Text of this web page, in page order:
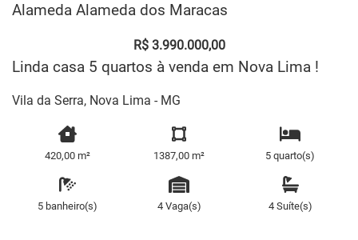
Alameda Alameda dos Maracas
R$ 3.990.000,00
Linda casa 5 quartos à venda em Nova Lima !
Vila da Serra, Nova Lima - MG
420,00 m² 1387,00 m² 5 quarto(s)
5 banheiro(s) 4 Vaga(s) 4 Suíte(s)